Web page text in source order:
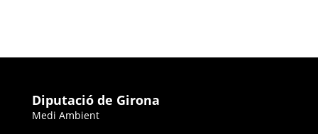
Diputació de Girona
Medi Ambient